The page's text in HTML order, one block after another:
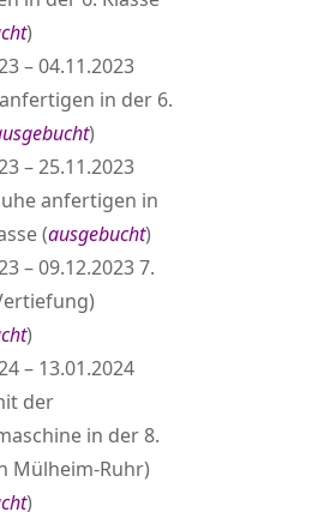
)
– 04.11.2023
in der 6.
)
– 25.11.2023
anfertigen in
(ausgebucht)
– 09.12.2023 7.
)
– 13.01.2024
der
in der 8.
Mülheim-Ruhr)
)